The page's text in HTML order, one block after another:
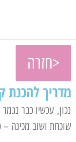
<חזרה
מדריך להכנת
נכון, עכשיו כבר
שוכחת ושוב מכינה –